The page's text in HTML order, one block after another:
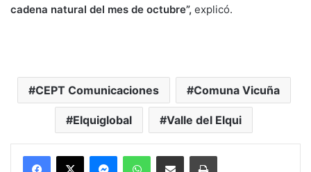
cadena natural del mes de octubre”, explicó.
CEPT Comunicaciones Comuna Vicuña
Elquiglobal Valle del Elqui